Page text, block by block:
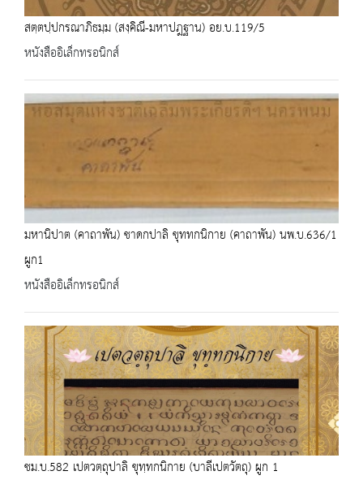
สตฺตปฺปกรณาภิธมฺม (สงฺคิณี-มหาปฎฐาน) อย.บ.119/5
หนังสืออิเล็กทรอนิกส์
มหานิปาต (คาถาพัน) ชาดกปาลิ ขุททกนิกาย (คาถาพัน) นพ.บ.636/1
ผูก1
หนังสืออิเล็กทรอนิกส์
ชม.บ.582 เปตวตฺถุปาลิ ขุทฺทกนิกาย (บาลีเปตวัตถุ) ผูก 1